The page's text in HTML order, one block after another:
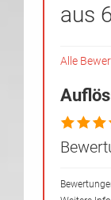
aus
Alle